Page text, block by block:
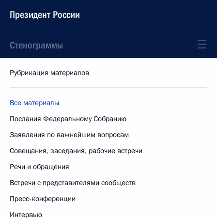
Президент России
Стенограммы
Рубрикация материалов
Все материалы
Послания Федеральному Собранию
Заявления по важнейшим вопросам
Совещания, заседания, рабочие встречи
Речи и обращения
Встречи с представителями сообществ
Пресс-конференции
Интервью